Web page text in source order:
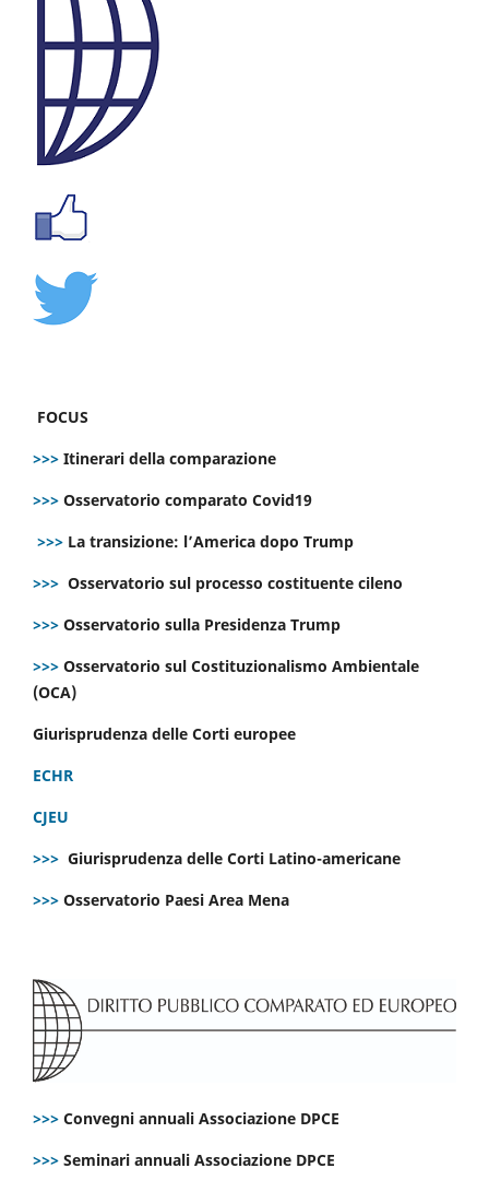
FOCUS
>>> Itinerari della comparazione
>>> Osservatorio comparato Covid19
>>> La transizione: l’America dopo Trump
>>> Osservatorio sul processo costituente cileno
>>> Osservatorio sulla Presidenza Trump
>>> Osservatorio sul Costituzionalismo Ambientale
(OCA)
Giurisprudenza delle Corti europee
ECHR
CJEU
>>> Giurisprudenza delle Corti Latino-americane
>>> Osservatorio Paesi Area Mena
>>> Convegni annuali Associazione DPCE
>>> Seminari annuali Associazione DPCE